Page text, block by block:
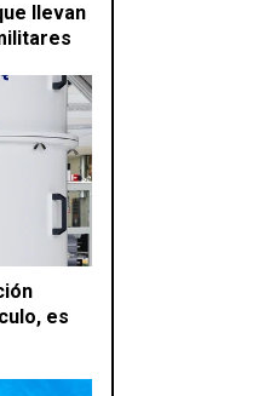
llevan
es